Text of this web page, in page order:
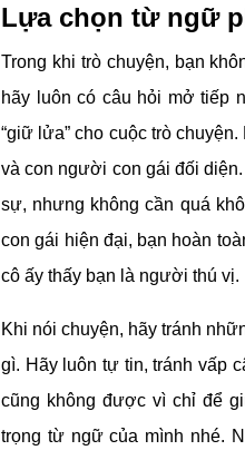
Lựa chọn từ ngữ
Trong khi trò chuyện, bạn
hãy luôn có câu hỏi mở tiếp
“giữ lửa” cho cuộc trò
và con người con gái đối
sự, nhưng không cần quá
con gái hiện đại, bạn hoàn
cô ấy thấy bạn là người thú vị.
Khi nói chuyện, hãy tránh
gì. Hãy luôn tự tin, tránh vấp
cũng không được vì chỉ để
trọng từ ngữ của mình nhé.